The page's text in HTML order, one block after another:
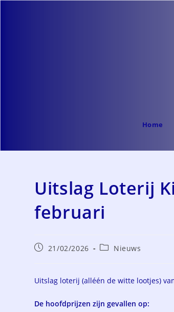
Home
Uitslag Loterij
februari
Bericht21/02/2026 Berichtcategorie:
Nieuws
Uitslag loterij (alléén de witte lootjes)
De hoofdprijzen zijn gevallen op: